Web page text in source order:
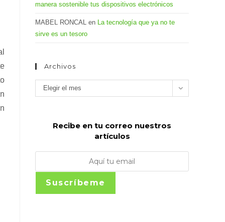
manera sostenible tus dispositivos electrónicos
MABEL RONCAL en La tecnología que ya no te
sirve es un tesoro
Archivos
Archivos
Elegir el mes
Recibe en tu correo nuestros
artículos
Suscríbeme